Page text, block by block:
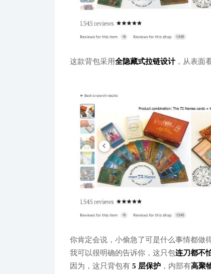
这款背包采用全隐藏式拉链设计，从表面
你肯定会说，小偷急了可是什么事情都做
我可以很明确的告诉你，这只包连刀都不
因为，这只背包有 5 层保护 ，内部有高聚